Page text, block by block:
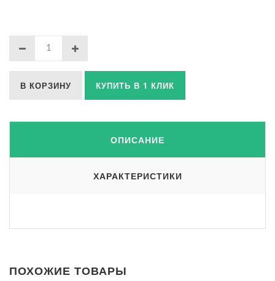
В КОРЗИНУ КУПИТЬ В 1 КЛИК
ОПИСАНИЕ
ХАРАКТЕРИСТИКИ
ПОХОЖИЕ ТОВАРЫ